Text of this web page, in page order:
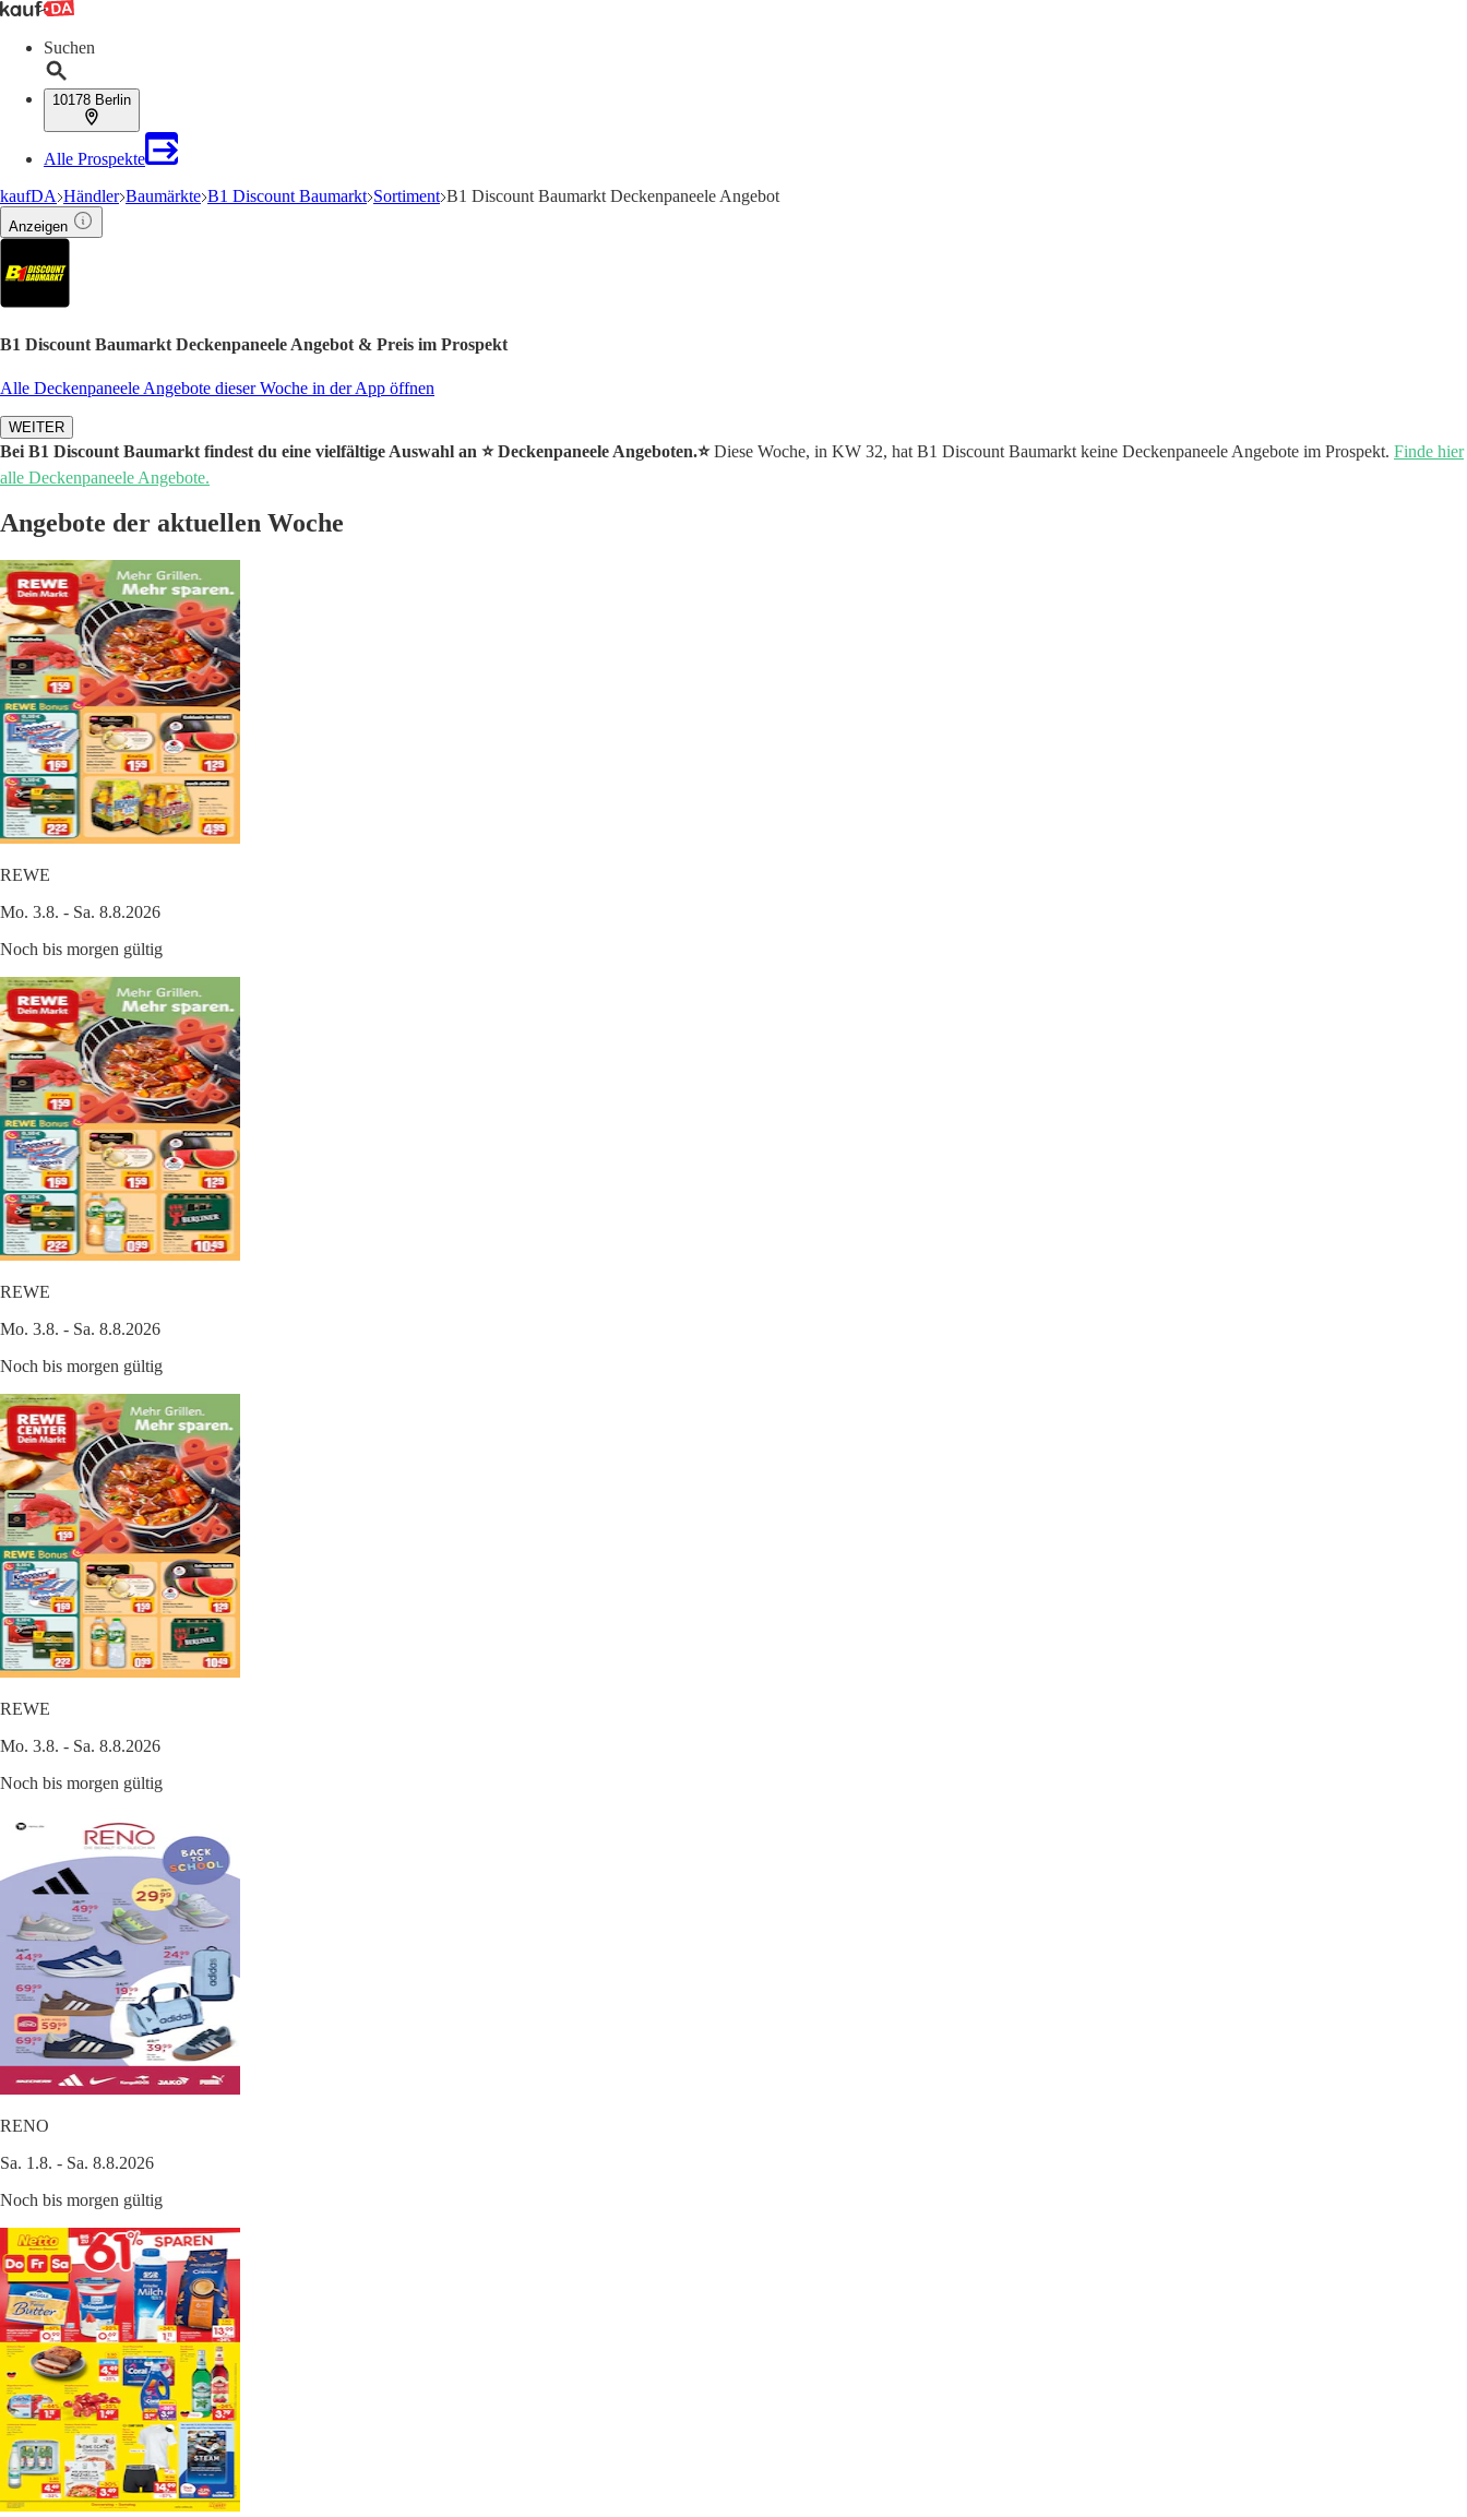
Suchen
10178 Berlin
Alle Prospekte
kaufDA Händler Baumärkte B1 Discount Baumarkt Sortiment B1 Discount Baumarkt Deckenpaneele Angebot
Anzeigen
B1 Discount Baumarkt Deckenpaneele Angebot & Preis im Prospekt
Alle Deckenpaneele Angebote dieser Woche in der App öffnen
WEITER
Bei B1 Discount Baumarkt findest du eine vielfältige Auswahl an ⭐️ Deckenpaneele Angeboten.⭐️Diese Woche, in KW 32, hat B1 Discount Baumarkt keine Deckenpaneele Angebote im Prospekt. Finde hier
alle Deckenpaneele Angebote.
Angebote der aktuellen Woche
REWE
Mo. 3.8. - Sa. 8.8.2026
Noch bis morgen gültig
REWE
Mo. 3.8. - Sa. 8.8.2026
Noch bis morgen gültig
REWE
Mo. 3.8. - Sa. 8.8.2026
Noch bis morgen gültig
RENO
Sa. 1.8. - Sa. 8.8.2026
Noch bis morgen gültig